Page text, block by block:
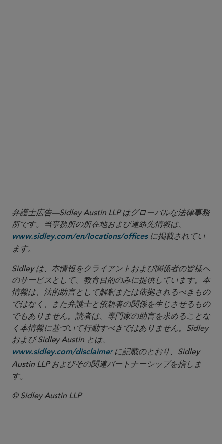
弁護士広告—Sidley Austin LLP はグローバルな法律事務
所です。当事務所の所在地および連絡先情報は、
www.sidley.com/en/locations/officesに掲載されてい
ます。
Sidley は、本情報をクライアントおよび関係者の皆様へ
のサービスとして、教育目的のみに提供しています。本
情報は、法的助言として解釈または依拠されるべきもの
ではなく、また弁護士と依頼者の関係を生じさせるもの
でもありません。読者は、専門家の助言を求めることな
く本情報に基づいて行動すべきではありません。Sidley
および Sidley Austin とは、
www.sidley.com/disclaimerに記載のとおり、Sidley
Austin LLP およびその関連パートナーシップを指しま
す。
© Sidley Austin LLP